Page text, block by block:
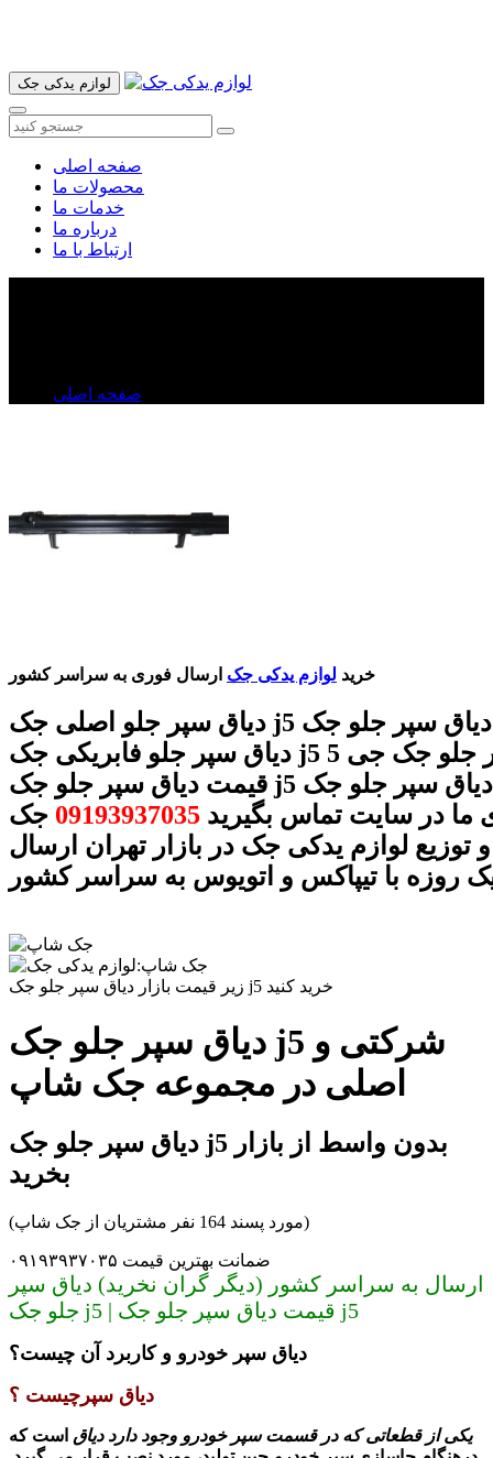
لوازم یدکی جک
صفحه اصلی
محصولات ما
خدمات ما
درباره ما
ارتباط با ما
صفحه اصلی
خرید لوازم یدکی جک ارسال فوری به سراسر کشور
دیاق سپر جلو اصلی جک j5 بهترین دیاق سپر جلو جک j5
دیاق سپر جلو فابریکی جک j5 دیاق سپر جلو جک جی 5
قیمت دیاق سپر جلو جک j5 دیاق سپر جلو جک j5 با
ما در سایت تماس بگیرید 09193937035 جک
توزیع لوازم یدکی جک در بازار تهران ارسال
روزه با تیپاکس و اتویوس به سراسر کشور
زیر قیمت بازار دیاق سپر جلو جک j5 خرید کنید
دیاق سپر جلو جک j5 شرکتی و
اصلی در مجموعه جک شاپ
دیاق سپر جلو جک j5 بدون واسط از بازار
بخرید
(مورد پسند 164 نفر مشتریان از جک شاپ)
ضمانت بهترین قیمت ۰۹۱۹۳۹۳۷۰۳۵
ارسال به سراسر کشور (دیگر گران نخرید) دیاق سپر
جلو جک j5 | قیمت دیاق سپر جلو جک j5
دیاق سپر خودرو و کاربرد آن چیست؟
دیاق سپرچیست ؟
یکی از قطعاتی که در قسمت سپر خودرو وجود دارد دیاق است که